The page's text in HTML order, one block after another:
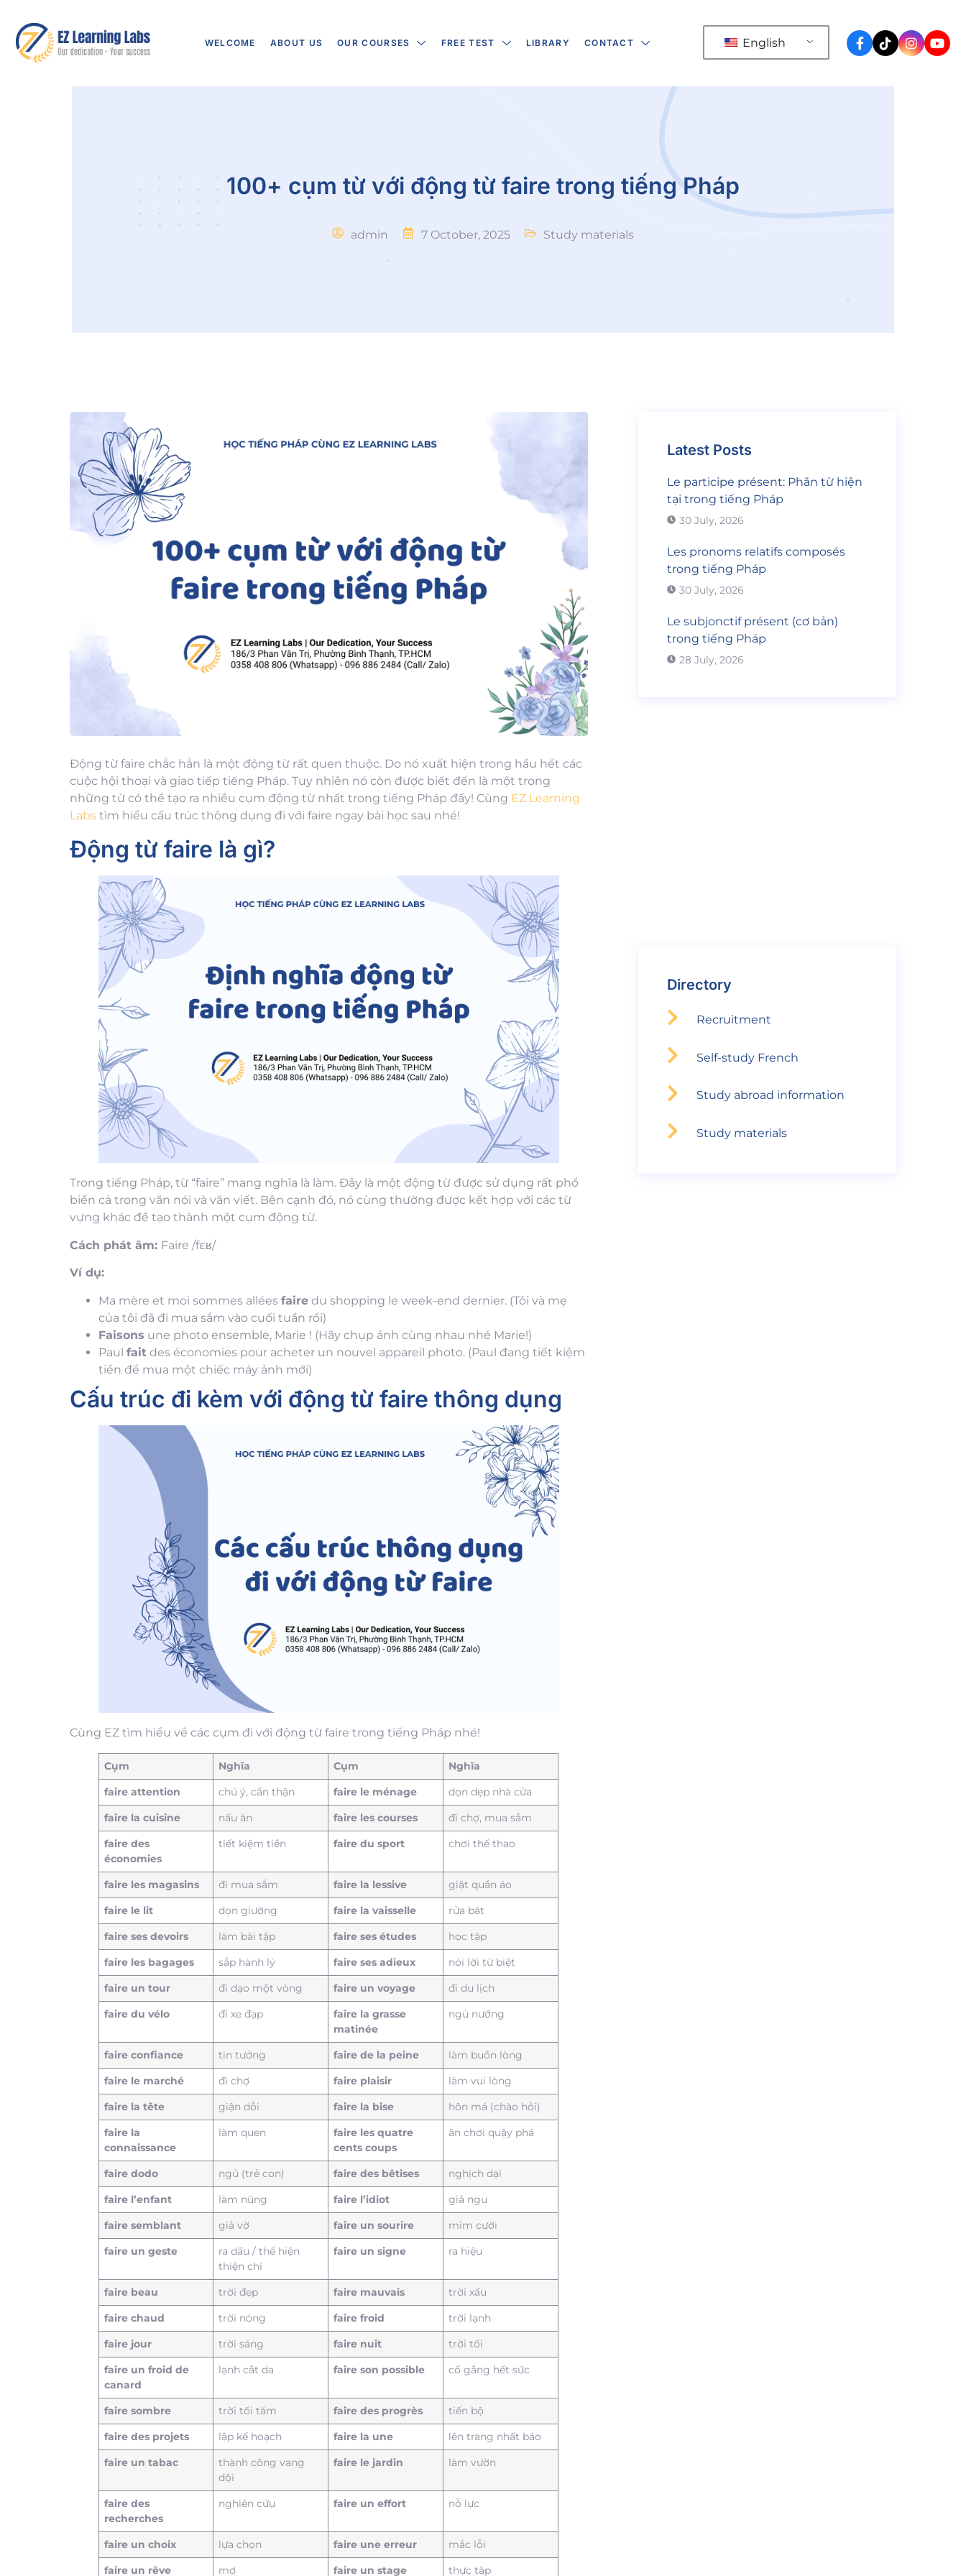
WELCOME ABOUT US OUR COURSES FREE TEST LIBRARY CONTACT English
100+ cụm từ với động từ faire trong tiếng Pháp
admin 7 October, 2025 Study materials
Động từ faire chắc hẳn là một động từ rất quen thuộc. Do nó xuất hiện trong hầu hết các
cuộc hội thoại và giao tiếp tiếng Pháp. Tuy nhiên nó còn được biết đến là một trong
những từ có thể tạo ra nhiều cụm động từ nhất trong tiếng Pháp đấy! Cùng EZ Learning
Labs tìm hiểu cấu trúc thông dụng đi với faire ngay bài học sau nhé!
Động từ faire là gì?
Trong tiếng Pháp, từ “faire” mang nghĩa là làm. Đây là một động từ được sử dụng rất phổ
biến cả trong văn nói và văn viết. Bên cạnh đó, nó cùng thường được kết hợp với các từ
vựng khác để tạo thành một cụm động từ.
Cách phát âm: Faire /fɛʁ/
Ví dụ:
Ma mère et moi sommes allées faire du shopping le week-end dernier. (Tôi và mẹ
của tôi đã đi mua sắm vào cuối tuần rồi)
Faisons une photo ensemble, Marie ! (Hãy chụp ảnh cùng nhau nhé Marie!)
Paul fait des économies pour acheter un nouvel appareil photo. (Paul đang tiết kiệm
tiền để mua một chiếc máy ảnh mới)
Cấu trúc đi kèm với động từ faire thông dụng
Cùng EZ tìm hiểu về các cụm đi với động từ faire trong tiếng Pháp nhé!
Cụm Nghĩa Cụm
Nghĩa
faire attention
chú ý, cẩn thận faire le ménage
dọn dẹp nhà cửa
faire la cuisine
nấu ăn faire les courses
đi chợ, mua sắm
faire des
économies
tiết kiệm tiền faire du sport chơi thể thao
faire les magasins đi mua sắm faire la lessive
giặt quần áo
faire le lit
dọn giường faire la vaisselle
rửa bát
faire ses devoirs
làm bài tập faire ses études
học tập
faire les bagages
sắp hành lý faire ses adieux
nói lời từ biệt
faire un tour
đi dạo một vòng faire un voyage
đi du lịch
faire du vélo
đi xe đạp
faire la grasse
matinée
ngủ nướng
faire confiance tin tưởng faire de la peine
làm buồn lòng
faire le marché
đi chợ faire plaisir
làm vui lòng
faire la tête
giận dỗi faire la bise
hôn má (chào hỏi)
faire la
connaissance
làm quen
faire les quatre
cents coups
ăn chơi quậy phá
faire dodo ngủ (trẻ con) faire des bêtises
nghịch dại
faire l’enfant
làm nũng faire l’idiot
giả ngu
faire semblant
giả vờ faire un sourire
mỉm cười
faire un geste
ra dấu / thể hiện
thiện chí
faire un signe ra hiệu
faire beau trời đẹp faire mauvais
trời xấu
faire chaud
trời nóng faire froid
trời lạnh
faire jour
trời sáng faire nuit
trời tối
faire un froid de
canard
lạnh cắt da faire son possible cố gắng hết sức
faire sombre trời tối tăm faire des progrès
tiến bộ
faire des projets
lập kế hoạch faire la une
lên trang nhất báo
faire un tabac
thành công vang
dội
faire le jardin làm vườn
faire des
recherches
nghiên cứu faire un effort nỗ lực
faire un choix lựa chọn faire une erreur
mắc lỗi
faire un rêve
mơ faire un stage thực tập
Latest Posts
Le participe présent: Phân từ hiện
tại trong tiếng Pháp
30 July, 2026
Les pronoms relatifs composés
trong tiếng Pháp
30 July, 2026
Le subjonctif présent (cơ bản)
trong tiếng Pháp
28 July, 2026
Directory
Recruitment
Self-study French
Study abroad information
Study materials